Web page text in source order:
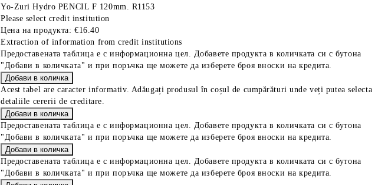
Yo-Zuri Hydro PENCIL F 120mm. R1153
Please select credit institution
Цена на продукта: €16.40
Extraction of information from credit institutions
Предоставената таблица е с информационна цел. Добавете продукта в количката си с бутона
"Добави в количката" и при поръчка ще можете да изберете броя вноски на кредита.
Acest tabel are caracter informativ. Adăugați produsul în coșul de cumpărături unde veți putea selecta
detaliile cererii de creditare.
Предоставената таблица е с информационна цел. Добавете продукта в количката си с бутона
"Добави в количката" и при поръчка ще можете да изберете броя вноски на кредита.
Предоставената таблица е с информационна цел. Добавете продукта в количката си с бутона
"Добави в количката" и при поръчка ще можете да изберете броя вноски на кредита.